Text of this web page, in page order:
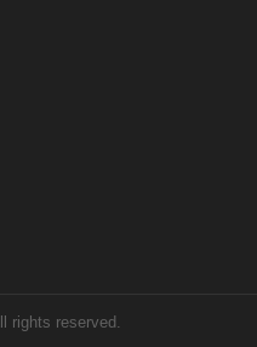
rights reserved.